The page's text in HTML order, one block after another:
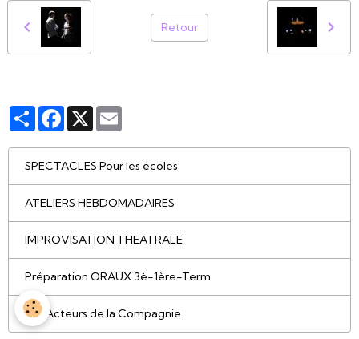
Retour
PartagerFacebook
X
SPECTACLES Pour les écoles
ATELIERS HEBDOMADAIRES
IMPROVISATION THEATRALE
Préparation ORAUX 3è-1ère-Term
Les Acteurs de la Compagnie